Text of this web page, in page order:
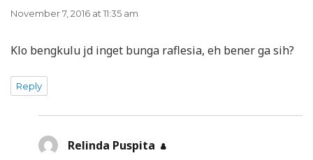
November 7, 2016 at 11:35 am
Klo bengkulu jd inget bunga raflesia, eh bener ga sih?
Reply
Relinda Puspita says: